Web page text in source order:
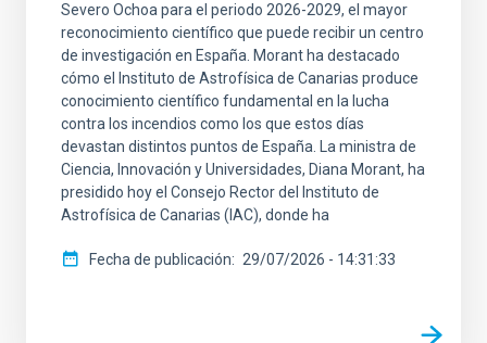
Severo Ochoa para el periodo 2026-2029, el mayor
reconocimiento científico que puede recibir un centro
de investigación en España. Morant ha destacado
cómo el Instituto de Astrofísica de Canarias produce
conocimiento científico fundamental en la lucha
contra los incendios como los que estos días
devastan distintos puntos de España. La ministra de
Ciencia, Innovación y Universidades, Diana Morant, ha
presidido hoy el Consejo Rector del Instituto de
Astrofísica de Canarias (IAC), donde ha
Fecha de publicación 29/07/2026 - 14:31:33